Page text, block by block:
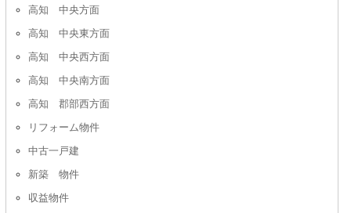
高知 中央方面
高知 中央東方面
高知 中央西方面
高知 中央南方面
高知 郡部西方面
リフォーム物件
中古一戸建
新築 物件
収益物件